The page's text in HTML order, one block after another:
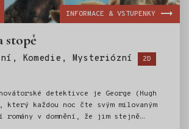
stopě
Komedie, Mysteriózní Štítky:
2D
detektivce je George (Hugh
který každou noc čte svým milovaným
romány v domnění, že jim stejně
INFORMACE & VSTUPENKY